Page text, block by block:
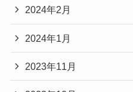
2024年2月
2024年1月
2023年11月